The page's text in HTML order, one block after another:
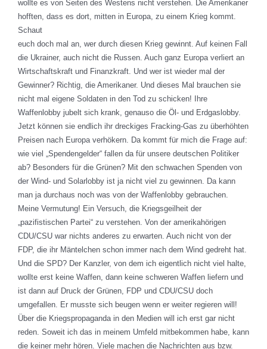
wollte es von Seiten des Westens nicht verstehen. Die Amerikaner
hofften, dass es dort, mitten in Europa, zu einem Krieg kommt.
Schaut
euch doch mal an, wer durch diesen Krieg gewinnt. Auf keinen Fall
die Ukrainer, auch nicht die Russen. Auch ganz Europa verliert an
Wirtschaftskraft und Finanzkraft. Und wer ist wieder mal der
Gewinner? Richtig, die Amerikaner. Und dieses Mal brauchen sie
nicht mal eigene Soldaten in den Tod zu schicken! Ihre
Waffenlobby jubelt sich krank, genauso die Öl- und Erdgaslobby.
Jetzt können sie endlich ihr dreckiges Fracking-Gas zu überhöhten
Preisen nach Europa verhökern. Da kommt für mich die Frage auf:
wie viel „Spendengelder“ fallen da für unsere deutschen Politiker
ab? Besonders für die Grünen? Mit den schwachen Spenden von
der Wind- und Solarlobby ist ja nicht viel zu gewinnen. Da kann
man ja durchaus noch was von der Waffenlobby gebrauchen.
Meine Vermutung! Ein Versuch, die Kriegsgeilheit der
„pazifistischen Partei“ zu verstehen. Von der amerikahörigen
CDU/CSU war nichts anderes zu erwarten. Auch nicht von der
FDP, die ihr Mäntelchen schon immer nach dem Wind gedreht hat.
Und die SPD? Der Kanzler, von dem ich eigentlich nicht viel halte,
wollte erst keine Waffen, dann keine schweren Waffen liefern und
ist dann auf Druck der Grünen, FDP und CDU/CSU doch
umgefallen. Er musste sich beugen wenn er weiter regieren will!
Über die Kriegspropaganda in den Medien will ich erst gar nicht
reden. Soweit ich das in meinem Umfeld mitbekommen habe, kann
die keiner mehr hören. Viele machen die Nachrichten aus bzw.